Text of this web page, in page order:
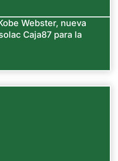
Webster, nueva
Caja87 para la